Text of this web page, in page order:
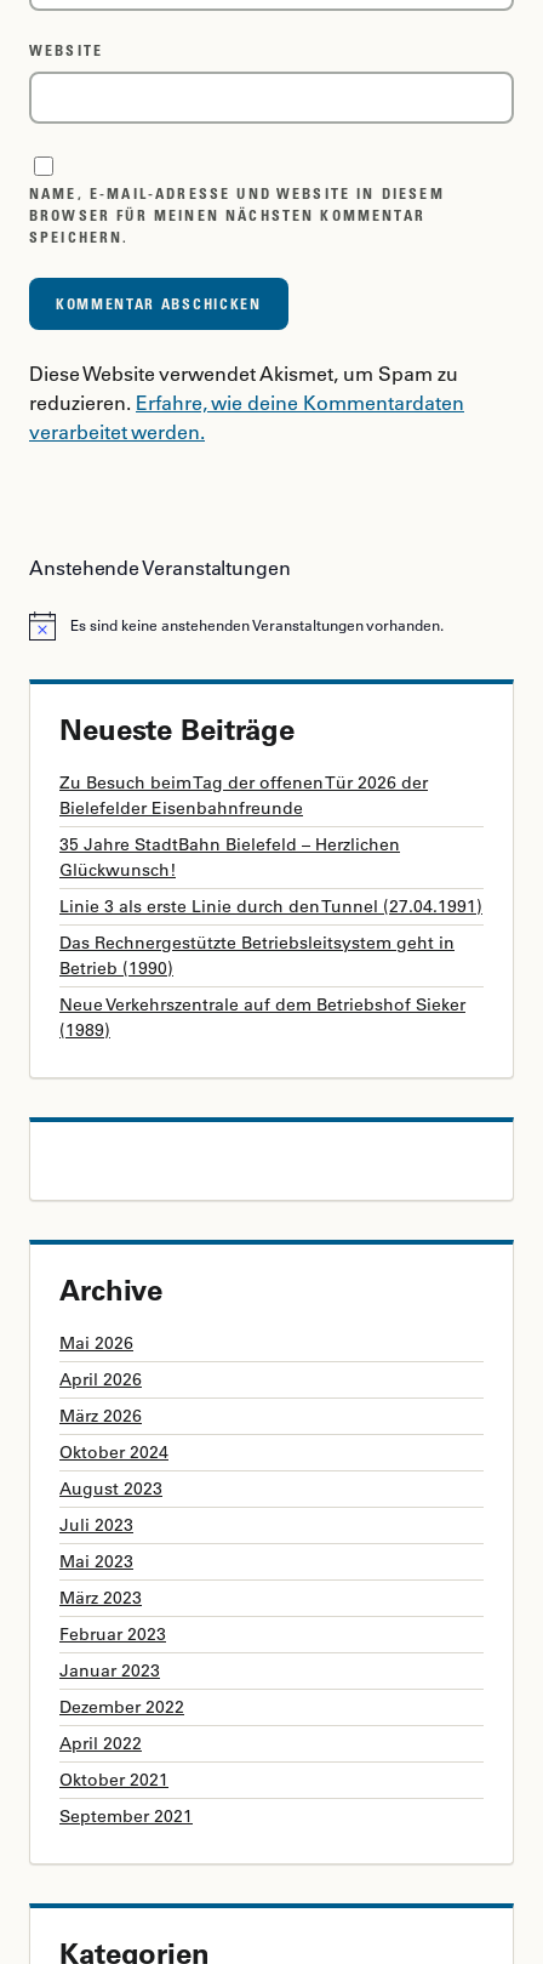
WEBSITE
NAME, E-MAIL-ADRESSE UND WEBSITE IN DIESEM
BROWSER FÜR MEINEN NÄCHSTEN KOMMENTAR
SPEICHERN.
Diese Website verwendet Akismet, um Spam zu
reduzieren. Erfahre, wie deine Kommentardaten
verarbeitet werden.
Anstehende Veranstaltungen
HinweisEs sind keine anstehenden Veranstaltungen vorhanden.
Neueste Beiträge
Zu Besuch beim Tag der offenen Tür 2026 der
Bielefelder Eisenbahnfreunde
35 Jahre StadtBahn Bielefeld – Herzlichen
Glückwunsch!
Linie 3 als erste Linie durch den Tunnel (27.04.1991)
Das Rechnergestützte Betriebsleitsystem geht in
Betrieb (1990)
Neue Verkehrszentrale auf dem Betriebshof Sieker
(1989)
Archive
Mai 2026
April 2026
März 2026
Oktober 2024
August 2023
Juli 2023
Mai 2023
März 2023
Februar 2023
Januar 2023
Dezember 2022
April 2022
Oktober 2021
September 2021
Kategorien